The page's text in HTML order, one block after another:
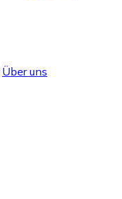
Über uns